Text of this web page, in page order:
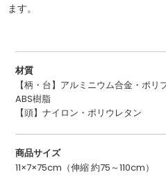
ます。
材質
【柄・台】アルミニウム合金・ポリ
ABS樹脂
【頭】ナイロン・ポリウレタン
商品サイズ
11×7×75cm（伸縮 約75～110cm）